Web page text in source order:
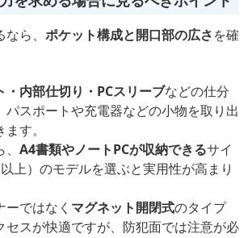
ら、 ポケット構成と開口部の広さを確
・内部仕切り・PCスリーブなどの仕分
パスポートや充電器などの小物を取り出
す。
A4書類やノートPCが収納できるサイ
上）のモデルを選ぶと実用性が高まり
ではなく マグネット開閉式のタイプ
セスが快適ですが、防犯面では注意が必